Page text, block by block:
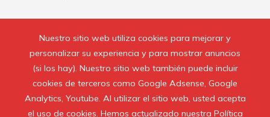
Nuestro sitio web utiliza cookies para mejorar y
personalizar su experiencia y para mostrar anuncios
(si los hay). Nuestro sitio web también puede incluir
cookies de terceros como Google Adsense, Google
Analytics, Youtube. Al utilizar el sitio web, usted acepta
el uso de cookies. Hemos actualizado nuestra Política
© 2020 Todos los derechos reservados.